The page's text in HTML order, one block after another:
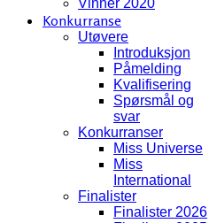
Konkurranse
Utøvere
Introduksjon
Påmelding
Kvalifisering
Spørsmål og
svar
Konkurranser
Miss Universe
Miss
International
Finalister
Finalister 2026